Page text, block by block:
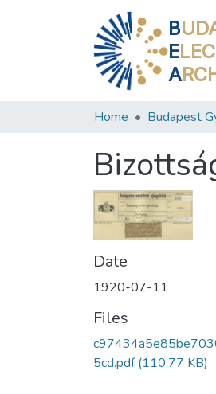
B
E
A
Home Budapest
Date
1920-07-11
Files
5cd.pdf(110.77 KB)